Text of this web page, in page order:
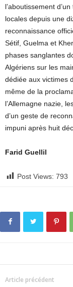
l’aboutissement
locales depuis une
reconnaissance
Sétif, Guelma et
phases sanglantes
Algériens sur les
dédiée aux victimes
même de la
l’Allemagne nazie,
d’un geste de
impuni après huit
Farid Guellil
Post Views: 793
Article précédent